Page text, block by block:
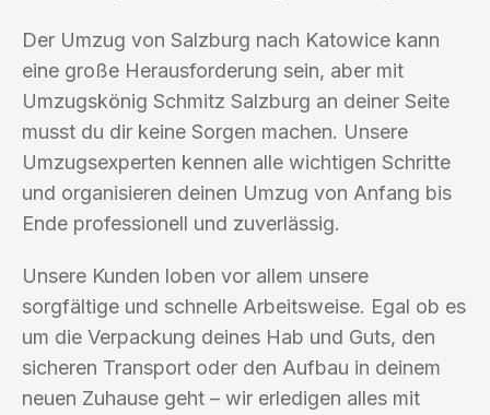
Der Umzug von Salzburg nach Katowice kann
eine große Herausforderung sein, aber mit
Umzugskönig Schmitz Salzburg an deiner Seite
musst du dir keine Sorgen machen. Unsere
Umzugsexperten kennen alle wichtigen Schritte
und organisieren deinen Umzug von Anfang bis
Ende professionell und zuverlässig.
Unsere Kunden loben vor allem unsere
sorgfältige und schnelle Arbeitsweise. Egal ob es
um die Verpackung deines Hab und Guts, den
sicheren Transport oder den Aufbau in deinem
neuen Zuhause geht – wir erledigen alles mit